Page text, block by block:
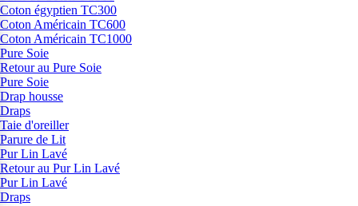
Coton égyptien TC300
Coton Américain TC600
Coton Américain TC1000
Pure Soie
Retour au Pure Soie
Pure Soie
Drap housse
Draps
Taie d'oreiller
Parure de Lit
Pur Lin Lavé
Retour au Pur Lin Lavé
Pur Lin Lavé
Draps